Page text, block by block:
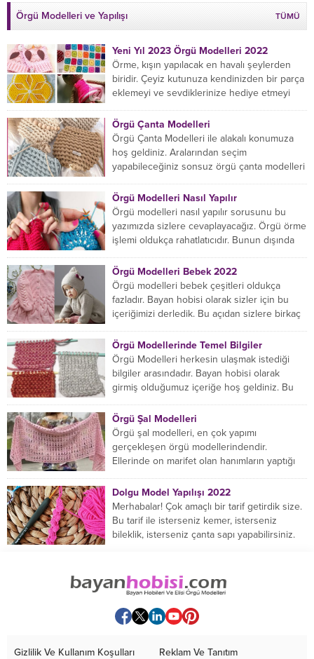
Örgü Modelleri ve Yapılışı TÜMÜ
Yeni Yıl 2023 Örgü Modelleri 2022
Örme, kışın yapılacak en havalı şeylerden
biridir. Çeyiz kutunuza kendinizden bir parça
eklemeyi ve sevdiklerinize hediye etmeyi
Örgü Çanta Modelleri
Örgü Çanta Modelleri ile alakalı konumuza
hoş geldiniz. Aralarından seçim
yapabileceğiniz sonsuz örgü çanta modelleri
Örgü Modelleri Nasıl Yapılır
Örgü modelleri nasıl yapılır sorusunu bu
yazımızda sizlere cevaplayacağız. Örgü örme
işlemi oldukça rahatlatıcıdır. Bunun dışında
Örgü Modelleri Bebek 2022
Örgü modelleri bebek çeşitleri oldukça
fazladır. Bayan hobisi olarak sizler için bu
içeriğimizi derledik. Bu açıdan sizlere birkaç
Örgü Modellerinde Temel Bilgiler
Örgü Modelleri herkesin ulaşmak istediği
bilgiler arasındadır. Bayan hobisi olarak
girmiş olduğumuz içeriğe hoş geldiniz. Bu
Örgü Şal Modelleri
Örgü şal modelleri, en çok yapımı
gerçekleşen örgü modellerindendir.
Ellerinde on marifet olan hanımların yaptığı
Dolgu Model Yapılışı 2022
Merhabalar! Çok amaçlı bir tarif getirdik size.
Bu tarif ile isterseniz kemer, isterseniz
bileklik, isterseniz çanta sapı yapabilirsiniz.
Gizlilik Ve Kullanım Koşulları Reklam Ve Tanıtım